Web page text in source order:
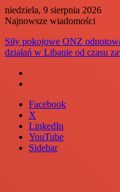
niedziela, 9 sierpnia 2026
Najnowsze wiadomości
Siły pokojowe ONZ
działań w Libanie od czasu
Facebook
X
LinkedIn
YouTube
Sidebar